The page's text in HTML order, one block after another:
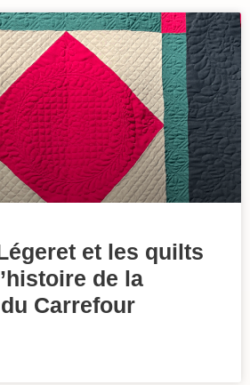
et les quilts
de la
Carrefour